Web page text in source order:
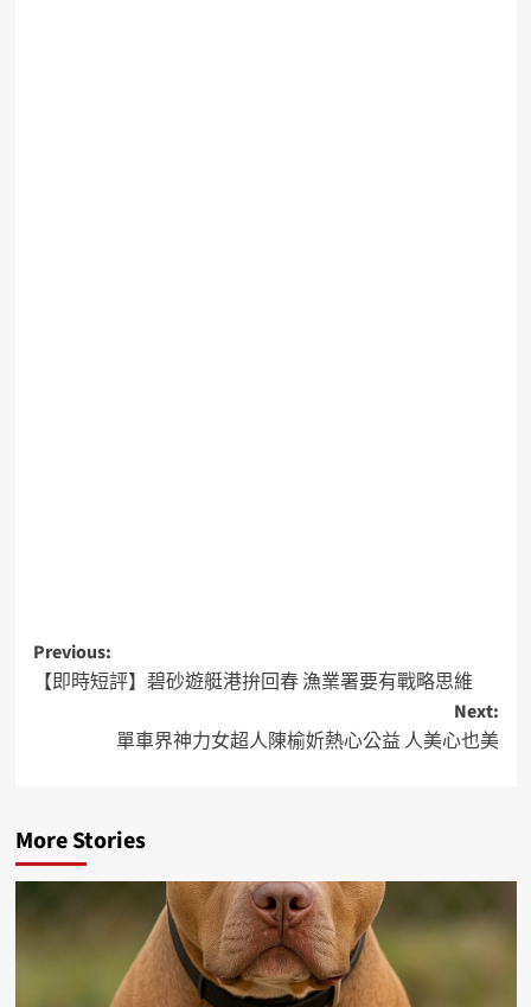
Previous:
【即時短評】碧砂遊艇港拚回春 漁業署要有戰略思維
Next:
單車界神力女超人陳榆妡熱心公益 人美心也美
More Stories